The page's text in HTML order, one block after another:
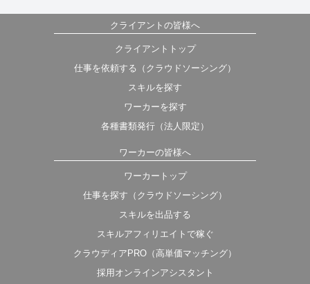
クライアントの皆様へ
クライアントトップ
仕事を依頼する（クラウドソーシング）
スキルを探す
ワーカーを探す
各種書類発行（法人限定）
ワーカーの皆様へ
ワーカートップ
仕事を探す（クラウドソーシング）
スキルを出品する
スキルアフィリエイトで稼ぐ
クラウディアPRO（高単価マッチング）
採用オンラインアシスタント